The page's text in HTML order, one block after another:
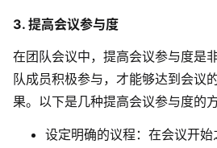
3. 提高会议参与度
在团队会议中，提高会议参与度是
队成员积极参与，才能够达到会议
果。以下是几种提高会议参与度的方
设定明确的议程 ：在会议开